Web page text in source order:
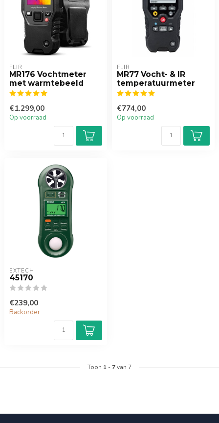
FLIR
MR176 Vochtmeter
met warmtebeeld
€1.299,00
Op voorraad
FLIR
MR77 Vocht- & IR
temperatuurmeter
€774,00
Op voorraad
EXTECH
45170
€239,00
Backorder
Toon 1 -7van 7